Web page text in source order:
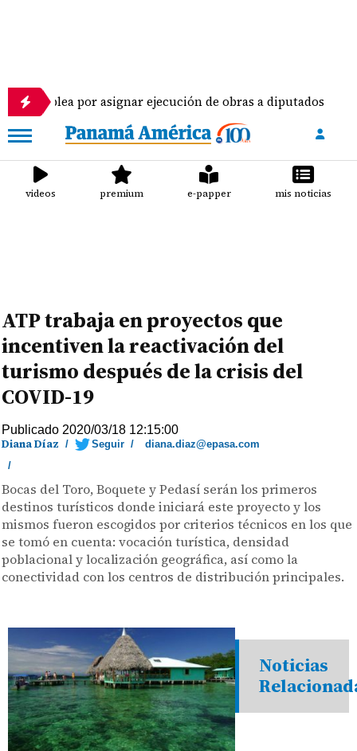
asignar ejecución de obras a diputados Pilotos
videos premium e-papper mis noticias
ATP trabaja en proyectos que
incentiven la reactivación del
turismo después de la crisis del
COVID-19
Publicado 2020/03/18 12:15:00
Diana Díaz / Seguir /
diana.diaz@epasa.com
/
Bocas del Toro, Boquete y Pedasí serán los primeros
destinos turísticos donde iniciará este proyecto y los
mismos fueron escogidos por criterios técnicos en los que
se tomó en cuenta: vocación turística, densidad
poblacional y localización geográfica, así como la
conectividad con los centros de distribución principales.
Noticias